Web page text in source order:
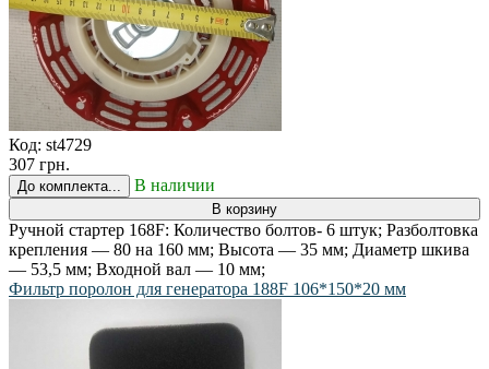
Код: st4729
307 грн.
До комплекта... В наличии
В корзину
Ручной стартер 168F: Количество болтов- 6 штук; Разболтовка
крепления — 80 на 160 мм; Высота — 35 мм; Диаметр шкива
— 53,5 мм; Входной вал — 10 мм;
Фильтр поролон для генератора 188F 106*150*20 мм